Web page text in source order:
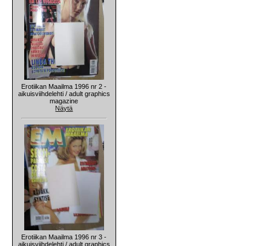
Erotiikan Maailma 1996 nr 2 -
aikuisviihdelehti / adult graphics
magazine
Näytä
Erotiikan Maailma 1996 nr 3 -
aikuisviihdelehti / adult graphics